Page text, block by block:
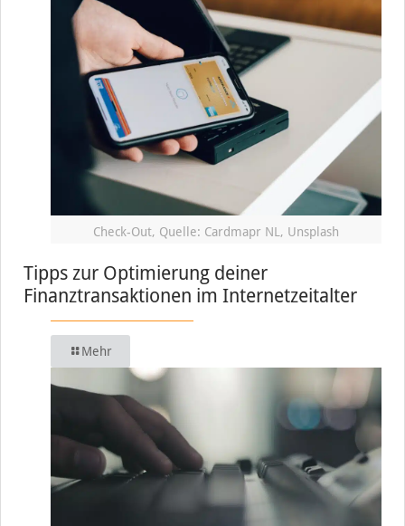
Check-Out, Quelle: Cardmapr NL, Unsplash
Tipps zur Optimierung deiner
Finanztransaktionen im Internetzeitalter
Mehr